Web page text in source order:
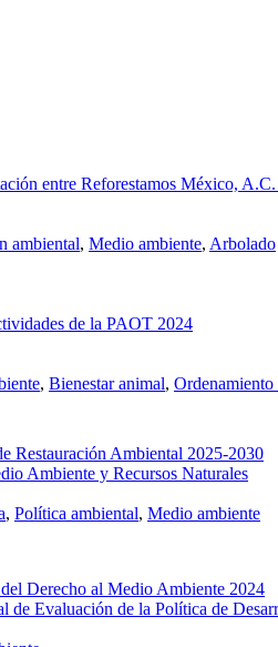
entre Reforestamos México,
ambiental, Medio ambiente, Arbolado
de la PAOT 2024
, Bienestar animal,
Restauración Ambiental 2025-2030
Ambiente y Recursos Naturales
, Política ambiental, Medio ambiente
Derecho al Medio Ambiente 2024
de Evaluación de la Política de